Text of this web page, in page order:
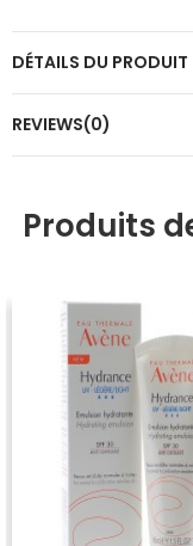
DÉTAILS DU PRODUIT
REVIEWS(0)
Produits